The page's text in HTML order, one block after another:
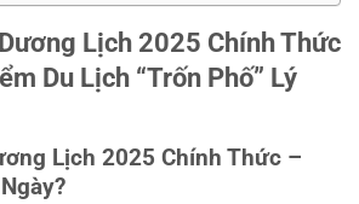
Lịch 2025 Chính Thức
Du Lịch “Trốn Phố” Lý
Lịch 2025 Chính Thức –